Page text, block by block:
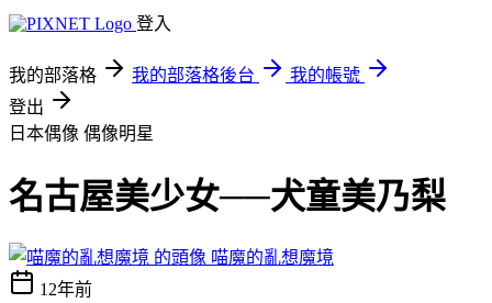
登入
我的部落格 我的部落格後台
我的帳號
登出
日本偶像 偶像明星
名古屋美少女──犬童美乃梨
喵魔的亂想魔境
12年前